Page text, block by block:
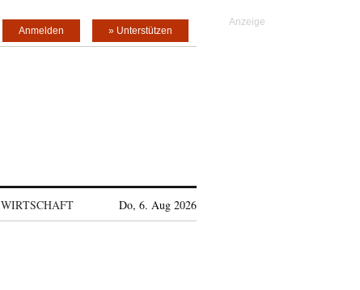
» Unterstützen
Anmelden
WIRTSCHAFT Do, 6. Aug 2026